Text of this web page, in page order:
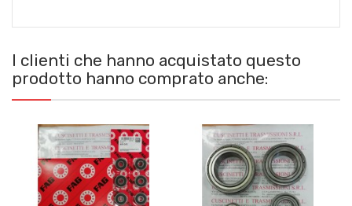
I clienti che hanno acquistato questo
prodotto hanno comprato anche: